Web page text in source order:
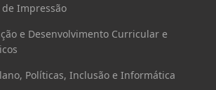
Impressão
e Desenvolvimento Curricular e
Políticas, Inclusão e Informática